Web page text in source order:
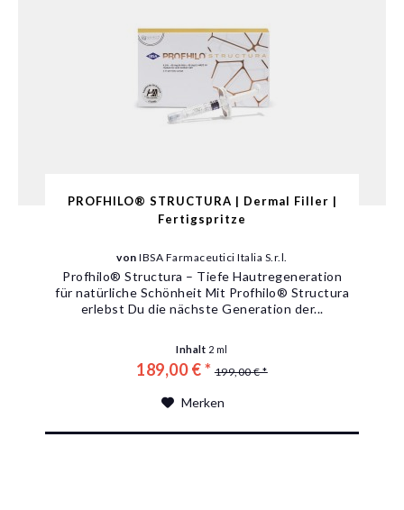
PROFHILO® STRUCTURA | Dermal Filler |
Fertigspritze
vonIBSA Farmaceutici Italia S.r.l.
Profhilo® Structura – Tiefe Hautregeneration
für natürliche Schönheit Mit Profhilo® Structura
erlebst Du die nächste Generation der...
Inhalt 2 ml
189,00 € * 199,00 € *
Merken